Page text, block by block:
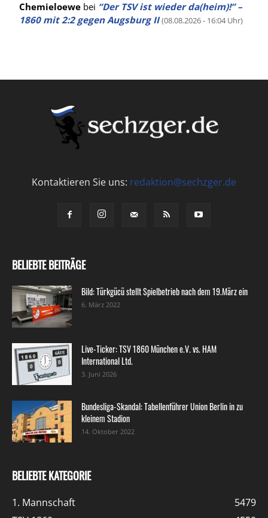
Chemieloewe bei “Der TSV ist wieder da(heim)!” –
1860 mit 2:2 gegen Augsburg II (08.08.2026 - 16:04 Uhr)
Kontaktieren Sie uns: redaktion@sechzger.de
BELIEBTE BEITRÄGE
Bild: Türkgücü stellt Spielbetrieb nach dem 19.März ein
6. März 2022
Live-Ticker: TSV 1860 München e.V. vs. HAM
International Ltd.
3. Juni 2026
Bundesliga-Skandal: Tabellenführer Union Berlin in zu
kleinem Stadion
14. Oktober 2022
BELIEBTE KATEGORIE
1. Mannschaft
5479